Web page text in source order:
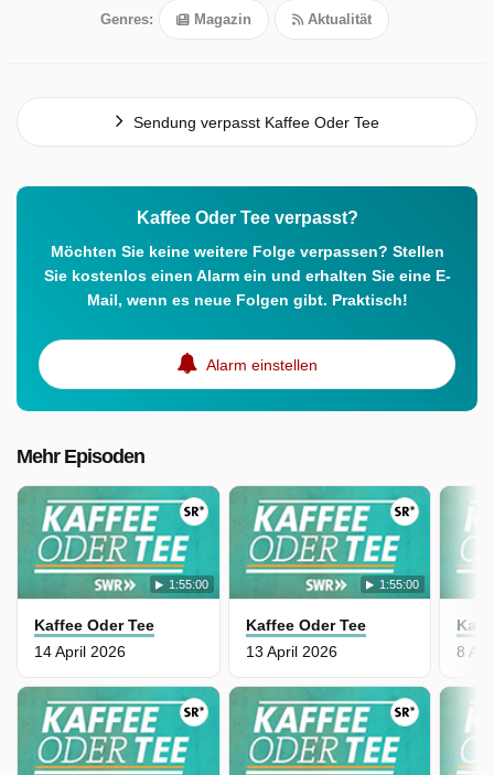
Genres: Magazin Aktualität
Sendung verpasst Kaffee Oder Tee
Kaffee Oder Tee verpasst?
Möchten Sie keine weitere Folge verpassen? Stellen
Sie kostenlos einen Alarm ein und erhalten Sie eine E-
Mail, wenn es neue Folgen gibt. Praktisch!
Alarm einstellen
Mehr Episoden
1:55:00
Kaffee Oder Tee
14 April 2026
1:55:00
Kaffee Oder Tee
13 April 2026
8